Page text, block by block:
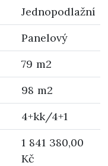
Jednopodlažní
Panelový
79 m2
98 m2
4+kk/4+1
1 841 380,00
Kč